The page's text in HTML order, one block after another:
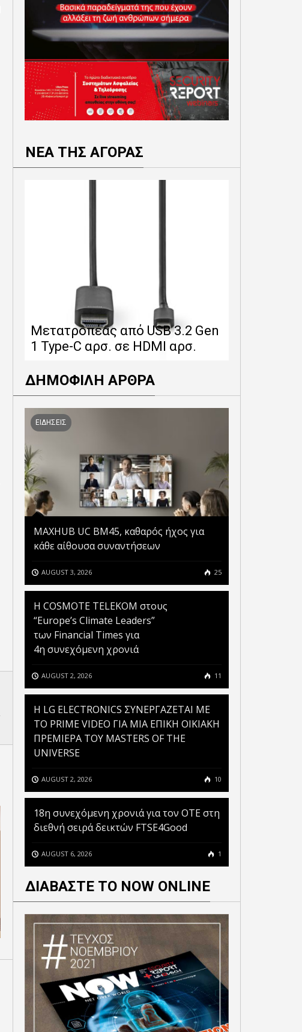
Η COSMOTE TELEKOM ΣΤΟΥΣ
“EUROPE’S CLIMATE LEADERS”
4Η ΣΥΝΕΧΟΜΕΝΗ ΧΡΟΝΙΑ
ΤΟ GOV.GR ΚΑΙ ΤΟ GOV.GR
MESSENGER ΘΕΤΟΥΝ ΣΕ
ΛΕΙΤΟΥΡΓΙΑ ΜΙΑ
ΠΡΟΣΩΠΟΠΟΙΗΜΕΝΗ ΚΑΙ
ΕΝΙΑΙΑ ΕΜΠΕΙΡΙΑ
ΚΑΙ ΕΠΙΧΕΙΡΗΣΕΩΝ
ΝΕΑ ΤΗΣ ΑΓΟΡΑΣ
Μετατροπέας από USB 3.2 Gen
1 Type-C αρσ. σε HDMI αρσ.
ΔΗΜΟΦΙΛΗ ΑΡΘΡΑ
ΕΙΔΗΣΕΙΣ
MAXHUB UC BM45, καθαρός ήχος για
κάθε αίθουσα συναντήσεων
AUGUST 3, 2026 25
Η COSMOTE TELEKOM στους
“Europe’s Climate Leaders”
των Financial Times για
4η συνεχόμενη χρονιά
AUGUST 2, 2026 11
H LG ELECTRONICS ΣΥΝΕΡΓΑΖΕΤΑΙ ΜΕ
ΤΟ PRIME VIDEO ΓΙΑ ΜΙΑ ΕΠΙΚΗ ΟΙΚΙΑΚΗ
ΠΡΕΜΙΕΡΑ ΤΟΥ MASTERS OF THE
UNIVERSE
AUGUST 2, 2026 10
18η συνεχόμενη χρονιά για τον ΟΤΕ στη
διεθνή σειρά δεικτών FTSE4Good
AUGUST 6, 2026 1
ΔΙΑΒΑΣΤΕ ΤΟ NOW ONLINE